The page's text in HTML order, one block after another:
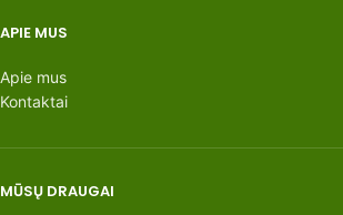
APIE MUS
Apie mus
Kontaktai
MŪSŲ DRAUGAI